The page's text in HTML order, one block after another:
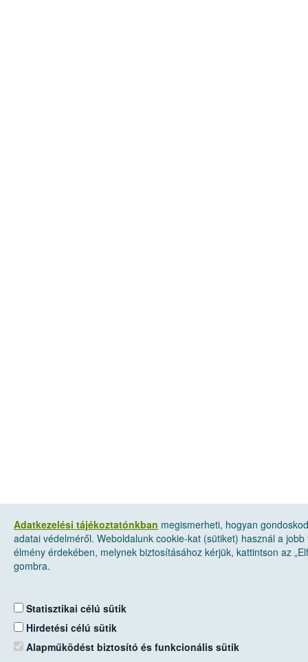
Adatkezelési tájékoztatónkban megismerheti, hogyan
adatai védelméről. Weboldalunk cookie-kat (sütiket) használ a jobb
élmény érdekében, melynek biztosításához kérjük, kattintson az
gombra.
Statisztikai célú sütik
Hirdetési célú sütik
Alapműködést biztosító és funkcionális sütik